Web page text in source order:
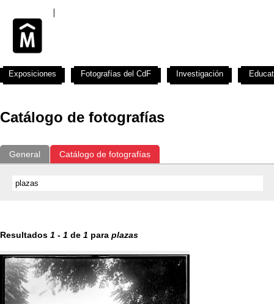
Catálogo de fotografías
General Catálogo de fotografías
Resultados 1 - 1 de 1 para plazas
Exposiciones Fotografías del CdF Investigación